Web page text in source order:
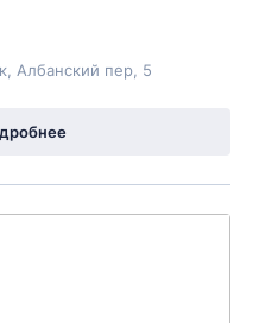
Албанский пер, 5